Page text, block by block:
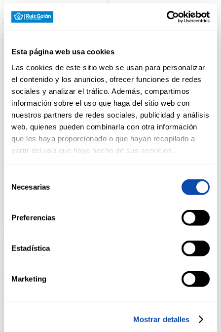
Esta página web usa cookies
Las cookies de este sitio web se usan para personalizar
el contenido y los anuncios, ofrecer funciones de redes
sociales y analizar el tráfico. Además, compartimos
información sobre el uso que haga del sitio web con
nuestros partners de redes sociales, publicidad y análisis
web, quienes pueden combinarla con otra información
que les haya proporcionado o que hayan recopilado a
partir del uso que haya hecho de sus servicios.
Necesarias
Preferencias
Estadística
Marketing
Mostrar detalles
POMPADOUR
ROOIBOS C/VAINILLA
Ver precio
POMPADOUR
VALERIANA PLUS POMPADOUR